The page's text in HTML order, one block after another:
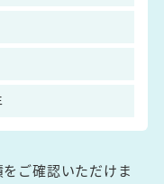
ご確認いただけま